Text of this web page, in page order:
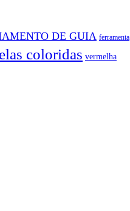
DE GUIA ferramenta
coloridas vermelha